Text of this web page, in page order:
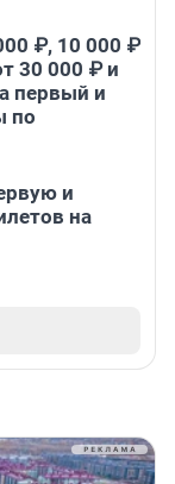
₽, 10 000 ₽
30 000 ₽ и
первый и
по
и
на